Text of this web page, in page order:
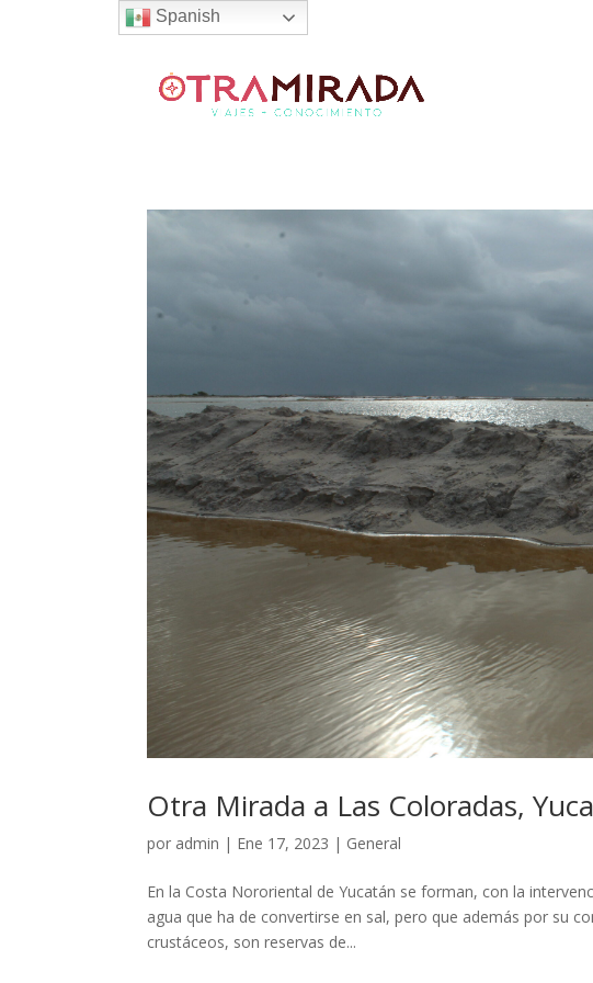
Otra Mirada a Las Coloradas,
por admin | Ene 17, 2023 | General
En la Costa Nororiental de Yucatán se forman, con la
agua que ha de convertirse en sal, pero que además por su
crustáceos, son reservas de...
Spanish